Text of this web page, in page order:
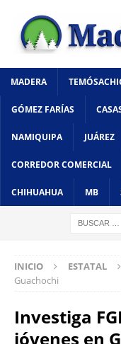
MADERA
GÓMEZ FARÍAS
NAMIQUIPA JUÁREZ
CORREDOR COMERCIAL
CHIHUAHUA MB
INICIO ESTATAL
Guachochi
Investiga
jóvenes en